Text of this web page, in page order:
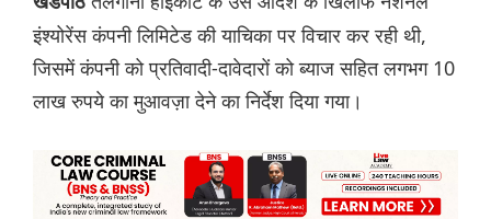
इंश्योरेंस कंपनी लिमिटेड की याचिका पर विचार कर रही थी,
जिसमें कंपनी को प्रतिवादी-दावेदारों को ब्याज सहित लगभग 10
लाख रुपये का मुआवज़ा देने का निर्देश दिया गया।